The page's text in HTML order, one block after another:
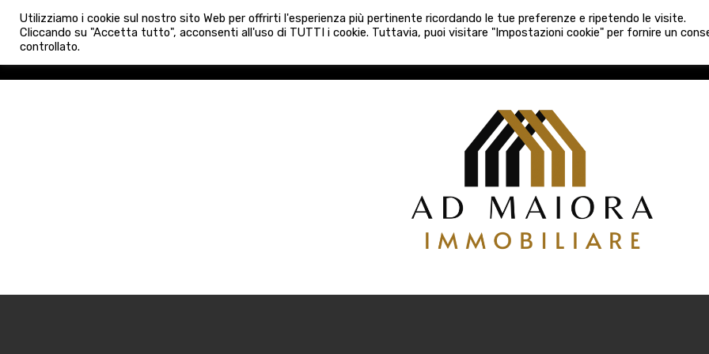
HOME AGENZIA NUOVE COSTRUZIONI VENDITA LOCAZIONI ATTIVITÀ
info@admaioraimmobiliare.it 080 3759025
Utilizziamo i cookie sul nostro sito Web per offrirti l'esperienza più pertinente ricordando le tue preferenze e ripetendo le visite.
Cliccando su "Accetta tutto", acconsenti all'uso di TUTTI i cookie. Tuttavia, puoi visitare "Impostazioni cookie" per fornire un
controllato.